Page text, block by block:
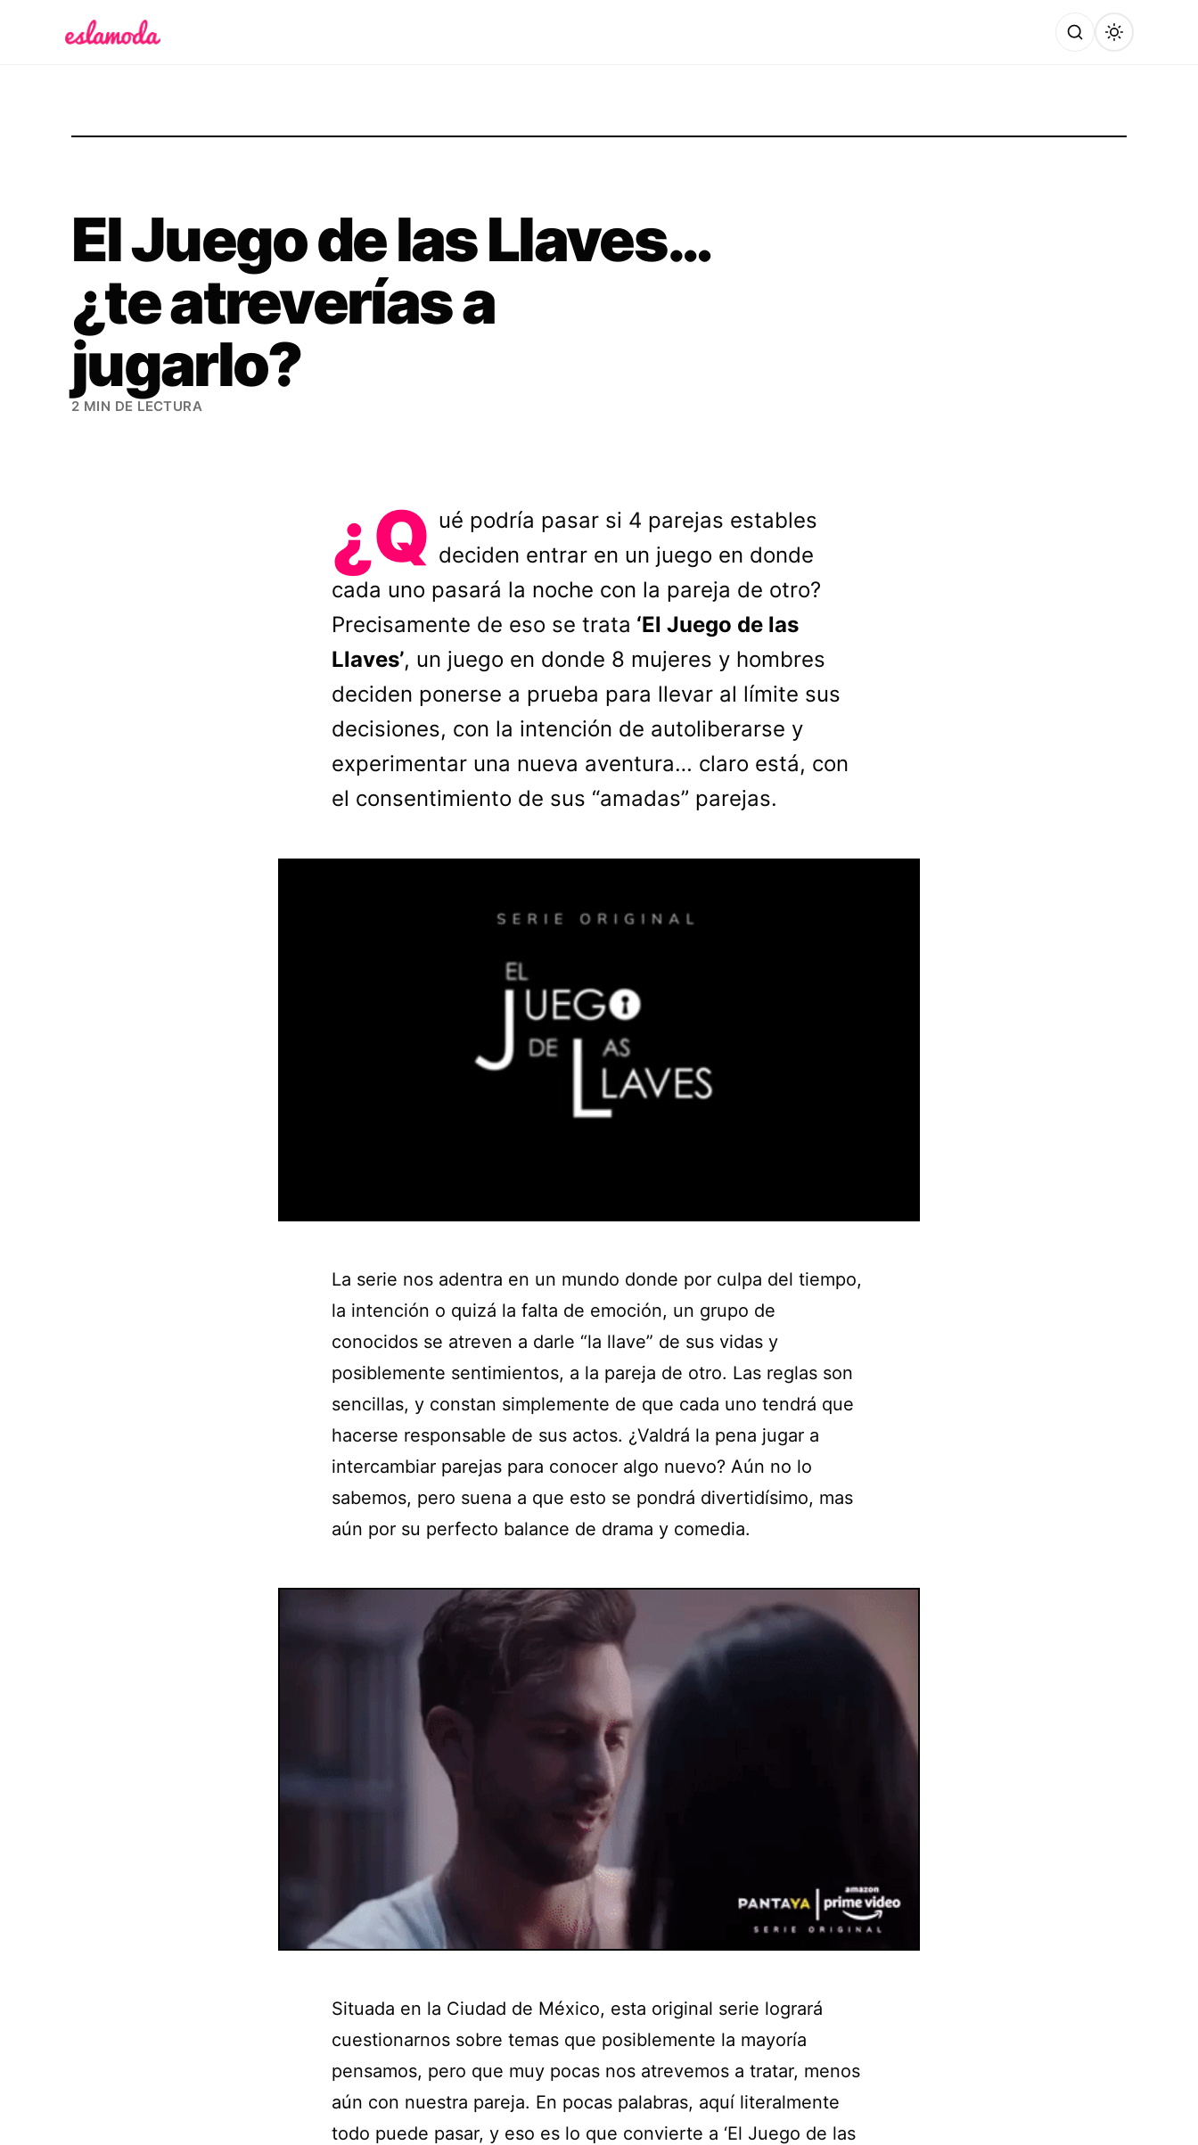
El Juego de las Llaves…
¿te atreverías a
jugarlo?
2 MIN DE LECTURA
¿Q ué podría pasar si 4 parejas estables
deciden entrar en un juego en donde
cada uno pasará la noche con la pareja de otro?
Precisamente de eso se trata ‘El Juego de las
Llaves’, un juego en donde 8 mujeres y hombres
deciden ponerse a prueba para llevar al límite sus
decisiones, con la intención de autoliberarse y
experimentar una nueva aventura… claro está, con
el consentimiento de sus “amadas” parejas.
La serie nos adentra en un mundo donde por culpa del tiempo,
la intención o quizá la falta de emoción, un grupo de
conocidos se atreven a darle “la llave” de sus vidas y
posiblemente sentimientos, a la pareja de otro. Las reglas son
sencillas, y constan simplemente de que cada uno tendrá que
hacerse responsable de sus actos. ¿Valdrá la pena jugar a
intercambiar parejas para conocer algo nuevo? Aún no lo
sabemos, pero suena a que esto se pondrá divertidísimo, mas
aún por su perfecto balance de drama y comedia.
Situada en la Ciudad de México, esta original serie logrará
cuestionarnos sobre temas que posiblemente la mayoría
pensamos, pero que muy pocas nos atrevemos a tratar, menos
aún con nuestra pareja. En pocas palabras, aquí literalmente
todo puede pasar, y eso es lo que convierte a ‘El Juego de las